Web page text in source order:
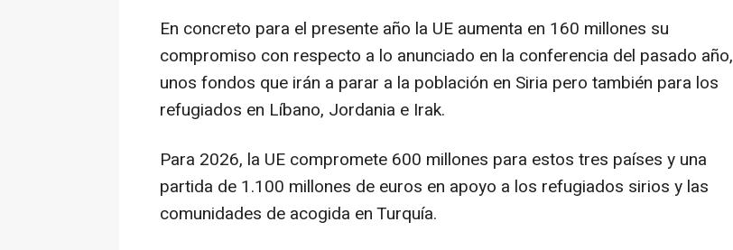
En concreto para el presente año la UE aumenta en 160 millones su
compromiso con respecto a lo anunciado en la conferencia del pasado año,
unos fondos que irán a parar a la población en Siria pero también para los
refugiados en Líbano, Jordania e Irak.
Para 2026, la UE compromete 600 millones para estos tres países y una
partida de 1.100 millones de euros en apoyo a los refugiados sirios y las
comunidades de acogida en Turquía.